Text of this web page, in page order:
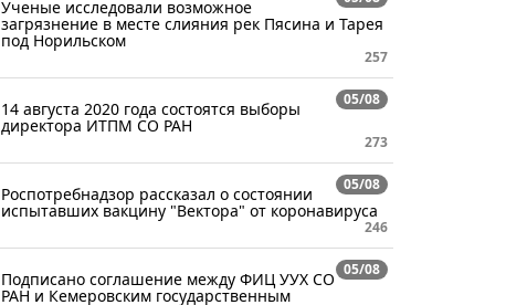
Ученые исследовали возможное
загрязнение в месте слияния рек Пясина и Тарея
под Норильском
257
05/08
14 августа 2020 года состоятся выборы
директора ИТПМ СО РАН
273
05/08
Роспотребнадзор рассказал о состоянии
испытавших вакцину "Вектора" от коронавируса
246
05/08
Подписано соглашение между ФИЦ УУХ СО
РАН и Кемеровским государственным